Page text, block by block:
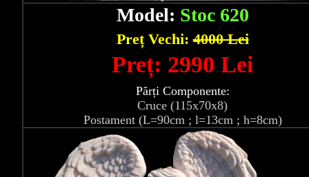
Model: Stoc 620
Preț Vechi:4000 Lei
Preț: 2990 Lei
Părți Componente:
Cruce (115x70x8)
Postament (L=90cm ; l=13cm ; h=8cm)